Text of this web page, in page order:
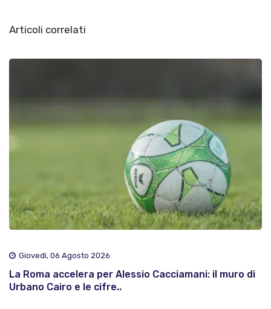
Articoli correlati
Giovedì, 06 Agosto 2026
La Roma accelera per Alessio Cacciamani: il muro di
Urbano Cairo e le cifre..